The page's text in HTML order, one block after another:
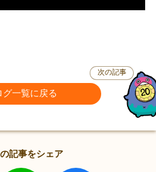
グ一覧に戻る
次の記事
記事をシェア